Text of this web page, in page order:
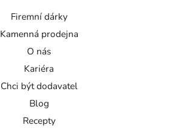
Firemní dárky
Kamenná prodejna
O nás
Kariéra
Chci být dodavatel
Blog
Recepty